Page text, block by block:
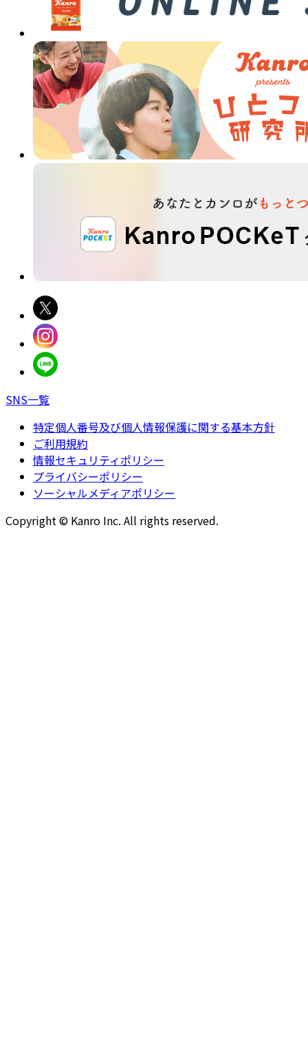
SNS一覧
特定個人番号及び個人情報保護に関する基本方針
ご利用規約
情報セキュリティポリシー
プライバシーポリシー
ソーシャルメディアポリシー
Copyright © Kanro Inc. All rights reserved.